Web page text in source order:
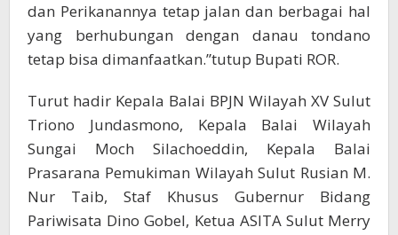
dan Perikanannya tetap jalan dan berbagai hal
yang berhubungan dengan danau tondano
tetap bisa dimanfaatkan.”tutup Bupati ROR.
Turut hadir Kepala Balai BPJN Wilayah XV Sulut
Triono Jundasmono, Kepala Balai Wilayah
Sungai Moch Silachoeddin, Kepala Balai
Prasarana Pemukiman Wilayah Sulut Rusian M.
Nur Taib, Staf Khusus Gubernur Bidang
Pariwisata Dino Gobel, Ketua ASITA Sulut Merry